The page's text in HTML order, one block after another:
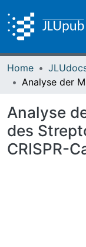
Home
Analyse
des
CRISPR-